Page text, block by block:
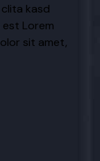
kasd
Lorem
sit amet,